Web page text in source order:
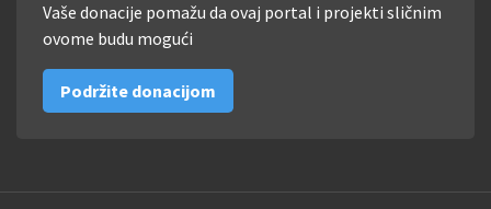
Vaše donacije pomažu da ovaj portal i projekti sličnim
ovome budu mogući
Podržite donacijom